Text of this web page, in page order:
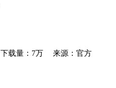
下载量：7万
来源：官方